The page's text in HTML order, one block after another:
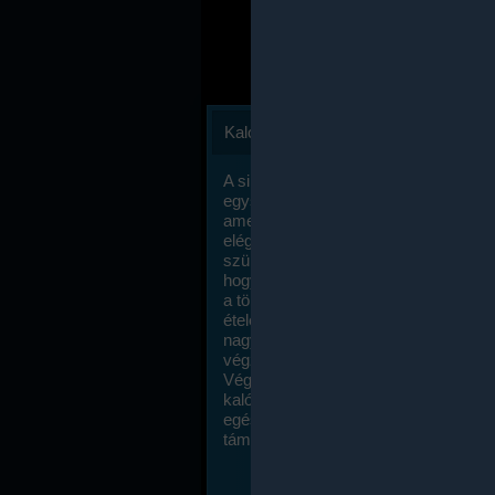
Kalóriaszámlálás
A sikeres fogyás titka valójában igen
egyszerű: égess több energiát, mint
amennyit beviszel. Természetesen
elég nagy fegyelemre és akaraterőre
szükség, de meglepődve fogod
hogy a kalóriaszámolás mennyire
a többi diétához képest. Itt nincsenek
ételek és a megengedett kalóriabevitelt
nagymértékben növelheted ha
végzel.
Végül, de nem utolsó sorban, a
kalóriaszámolás módszerét a legtöbb
egészségügyi szakorvos ajánlja és
támogatja.